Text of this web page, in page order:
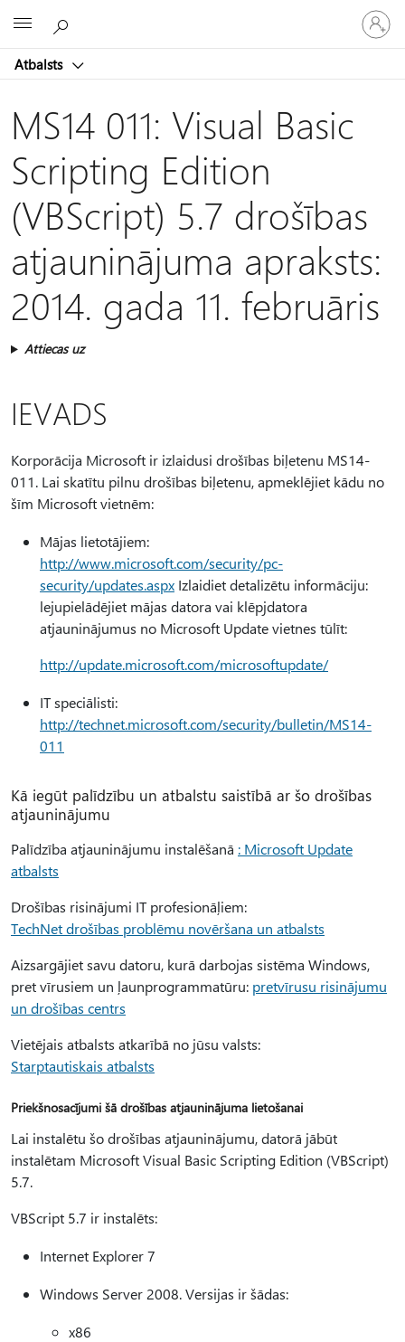
Atbalsts
savā
kontā
MS14 011: Visual Basic
Scripting Edition
(VBScript) 5.7 drošības
atjauninājuma apraksts:
2014. gada 11. februāris
Attiecas uz
IEVADS
Korporācija Microsoft ir izlaidusi drošības biļetenu MS14-
011. Lai skatītu pilnu drošības biļetenu, apmeklējiet kādu no
šīm Microsoft vietnēm:
Mājas lietotājiem:
http://www.microsoft.com/security/pc-
security/updates.aspx Izlaidiet detalizētu informāciju:
lejupielādējiet mājas datora vai klēpjdatora
atjauninājumus no Microsoft Update vietnes tūlīt:
http://update.microsoft.com/microsoftupdate/
IT speciālisti:
http://technet.microsoft.com/security/bulletin/MS14-
011
Kā iegūt palīdzību un atbalstu saistībā ar šo drošības
atjauninājumu
Palīdzība atjauninājumu instalēšanā : Microsoft Update
atbalsts
Drošības risinājumi IT profesionāļiem:
TechNet drošības problēmu novēršana un atbalsts
Aizsargājiet savu datoru, kurā darbojas sistēma Windows,
pret vīrusiem un ļaunprogrammatūru: pretvīrusu risinājumu
un drošības centrs
Vietējais atbalsts atkarībā no jūsu valsts:
Starptautiskais atbalsts
Priekšnosacījumi šā drošības atjauninājuma lietošanai
Lai instalētu šo drošības atjauninājumu, datorā jābūt
instalētam Microsoft Visual Basic Scripting Edition (VBScript)
5.7.
VBScript 5.7 ir instalēts:
Internet Explorer 7
Windows Server 2008. Versijas ir šādas:
x86